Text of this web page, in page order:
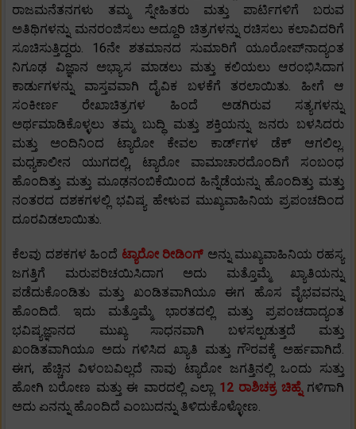
ರಾಜಮನೆತನಗಳು ತಮ್ಮ ಸ್ನೇಹಿತರು ಮತ್ತು ಪಾರ್ಟಿಗಳಿಗೆ ಬರುವ
ಅತಿಥಿಗಳನ್ನು ಮನರಂಜಿಸಲು ಅದ್ದೂರಿ ಚಿತ್ರಗಳನ್ನು ರಚಿಸಲು ಕಲಾವಿದರಿಗೆ
ಸೂಚಿಸುತ್ತಿದ್ದರು. 16ನೇ ಶತಮಾನದ ಸುಮಾರಿಗೆ ಯೂರೋಪ್‌ನಾದ್ಯಂತ
ನಿಗೂಢ ವಿಜ್ಞಾನ ಅಭ್ಯಾಸ ಮಾಡಲು ಮತ್ತು ಕಲಿಯಲು ಆರಂಭಿಸಿದಾಗ
ಕಾರ್ಡುಗಳನ್ನು ವಾಸ್ತವವಾಗಿ ದೈವಿಕ ಬಳಕೆಗೆ ತರಲಾಯಿತು. ಹೀಗೆ ಆ
ಸಂಕೀರ್ಣ ರೇಖಾಚಿತ್ರಗಳ ಹಿಂದೆ ಅಡಗಿರುವ ಸತ್ಯಗಳನ್ನು
ಅರ್ಥಮಾಡಿಕೊಳ್ಳಲು ತಮ್ಮ ಬುದ್ಧಿ ಮತ್ತು ಶಕ್ತಿಯನ್ನು ಜನರು ಬಳಸಿದರು
ಮತ್ತು ಅಂದಿನಿಂದ ಟ್ಯಾರೋ ಕೇವಲ ಕಾರ್ಡ್‌ಗಳ ಡೆಕ್ ಆಗಲಿಲ್ಲ.
ಮಧ್ಯಕಾಲೀನ ಯುಗದಲ್ಲಿ, ಟ್ಯಾರೋ ವಾಮಾಚಾರದೊಂದಿಗೆ ಸಂಬಂಧ
ಹೊಂದಿತ್ತು ಮತ್ತು ಮೂಢನಂಬಿಕೆಯಿಂದ ಹಿನ್ನೆಡೆಯನ್ನು ಹೊಂದಿತ್ತು ಮತ್ತು
ನಂತರದ ದಶಕಗಳಲ್ಲಿ ಭವಿಷ್ಯ ಹೇಳುವ ಮುಖ್ಯವಾಹಿನಿಯ ಪ್ರಪಂಚದಿಂದ
ದೂರವಿಡಲಾಯಿತು.
ಕೆಲವು ದಶಕಗಳ ಹಿಂದೆ ಟ್ಯಾರೋ ರೀಡಿಂಗ್ ಅನ್ನು ಮುಖ್ಯವಾಹಿನಿಯ ರಹಸ್ಯ
ಜಗತ್ತಿಗೆ ಮರುಪರಿಚಯಿಸಿದಾಗ ಅದು ಮತ್ತೊಮ್ಮೆ ಖ್ಯಾತಿಯನ್ನು
ಪಡೆದುಕೊಂಡಿತು ಮತ್ತು ಖಂಡಿತವಾಗಿಯೂ ಈಗ ಹೊಸ ವೈಭವವನ್ನು
ಹೊಂದಿದೆ. ಇದು ಮತ್ತೊಮ್ಮೆ ಭಾರತದಲ್ಲಿ ಮತ್ತು ಪ್ರಪಂಚದಾದ್ಯಂತ
ಭವಿಷ್ಯಜ್ಞಾನದ ಮುಖ್ಯ ಸಾಧನವಾಗಿ ಬಳಸಲ್ಪಡುತ್ತದೆ ಮತ್ತು
ಖಂಡಿತವಾಗಿಯೂ ಅದು ಗಳಿಸಿದ ಖ್ಯಾತಿ ಮತ್ತು ಗೌರವಕ್ಕೆ ಅರ್ಹವಾಗಿದೆ.
ಈಗ, ಹೆಚ್ಚಿನ ವಿಳಂಬವಿಲ್ಲದೆ ನಾವು ಟ್ಯಾರೋ ಜಗತ್ತಿನಲ್ಲಿ ಒಂದು ಸುತ್ತು
ಹೋಗಿ ಬರೋಣ ಮತ್ತು ಈ ವಾರದಲ್ಲಿ ಎಲ್ಲಾ 12 ರಾಶಿಚಕ್ರ ಚಿಹ್ನೆ ಗಳಿಗಾಗಿ
ಅದು ಏನನ್ನು ಹೊಂದಿದೆ ಎಂಬುದನ್ನು ತಿಳಿದುಕೊಳ್ಳೋಣ.